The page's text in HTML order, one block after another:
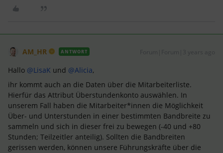
AM_HR ANTWORT
Hallo @LisaK und @Alicia,
ihr kommt auch an die Daten über die Mitarbeiterliste.
Hierfür das Attribut Überstundenkonto auswählen. In
unserem Fall haben die Mitarbeiter*innen die Möglichkeit
Über- und Unterstunden in einer bestimmten Bandbreite zu
sammeln und sich in dieser frei zu bewegen (-40 und +80
Stunden; Teilzeitler anteilig). Sollten die Bandbreiten
gerissen werden, können unsere Führungskräfte über die